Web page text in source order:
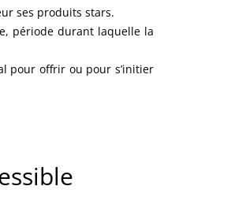
ses produits stars.
période durant laquelle la
pour offrir ou pour s’initier